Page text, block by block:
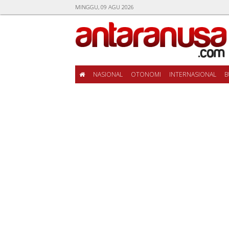
MINGGU, 09 AGU 2026
NASIONAL OTONOMI INTERNASIONAL